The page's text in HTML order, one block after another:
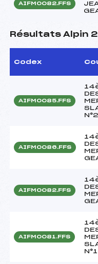
AIFM0082.FFS
Résultats Alpin
Codex
AIFM0085.FFS
N°2
AIFM0086.FFS
AIFM0082.FFS
AIFM0081.FFS
N°1